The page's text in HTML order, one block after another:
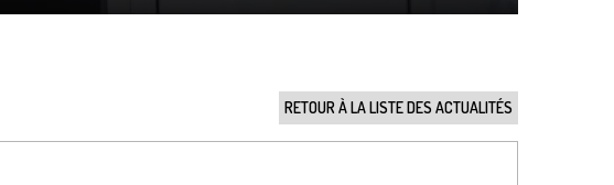
RETOUR À LA LISTE DES ACTUALITÉS